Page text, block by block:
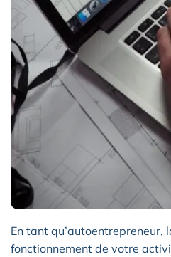
En tant
fonctionnement de votre